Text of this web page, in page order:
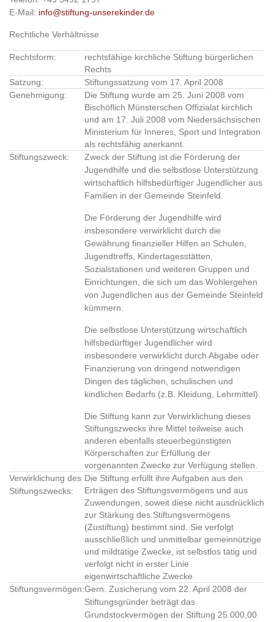
E-Mail: info@stiftung-unserekinder.de
Rechtliche Verhältnisse
Rechtsform:
rechtsfähige kirchliche Stiftung bürgerlichen
Rechts
Satzung:
Stiftungssatzung vom 17. April 2008
Genehmigung:
Die Stiftung wurde am 25. Juni 2008 vom
Bischöflich Münsterschen Offizialat kirchlich
und am 17. Juli 2008 vom Niedersächsischen
Ministerium für Inneres, Sport und Integration
als rechtsfähig anerkannt.
Stiftungszweck:
Zweck der Stiftung ist die Förderung der
Jugendhilfe und die selbstlose Unterstützung
wirtschaftlich hilfsbedürftiger Jugendlicher aus
Familien in der Gemeinde Steinfeld.
Die Förderung der Jugendhilfe wird
insbesondere verwirklicht durch die
Gewährung finanzieller Hilfen an Schulen,
Jugendtreffs, Kindertagesstätten,
Sozialstationen und weiteren Gruppen und
Einrichtungen, die sich um das Wohlergehen
von Jugendlichen aus der Gemeinde Steinfeld
kümmern.
Die selbstlose Unterstützung wirtschaftlich
hilfsbedürftiger Jugendlicher wird
insbesondere verwirklicht durch Abgabe oder
Finanzierung von dringend notwendigen
Dingen des täglichen, schulischen und
kindlichen Bedarfs (z.B. Kleidung, Lehrmittel).
Die Stiftung kann zur Verwirklichung dieses
Stiftungszwecks ihre Mittel teilweise auch
anderen ebenfalls steuerbegünstigten
Körperschaften zur Erfüllung der
vorgenannten Zwecke zur Verfügung stellen.
Verwirklichung des
Stiftungszwecks:
Die Stiftung erfüllt ihre Aufgaben aus den
Erträgen des Stiftungsvermögens und aus
Zuwendungen, soweit diese nicht ausdrücklich
zur Stärkung des Stiftungsvermögens
(Zustiftung) bestimmt sind. Sie verfolgt
ausschließlich und unmittelbar gemeinnützige
und mildtätige Zwecke, ist selbstlos tätig und
verfolgt nicht in erster Linie
eigenwirtschaftliche Zwecke.
Stiftungsvermögen:Gern. Zusicherung vom 22. April 2008 der
Stiftungsgründer beträgt das
Grundstockvermögen der Stiftung 25.000,00